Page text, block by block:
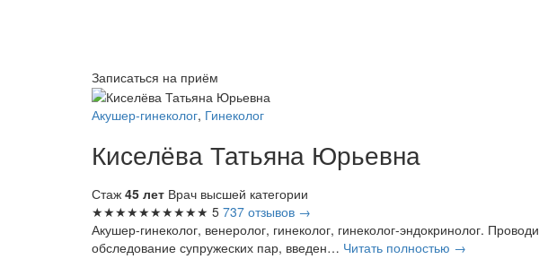
Записаться на приём
Акушер-гинеколог, Гинеколог
Киселёва Татьяна Юрьевна
Стаж 45 лет Врач высшей категории
★★★★★★★★★★ 5 737 отзывов →
Акушер-гинеколог, венеролог, гинеколог, гинеколог-эндокринолог.
обследование супружеских пар, введен… Читать полностью →